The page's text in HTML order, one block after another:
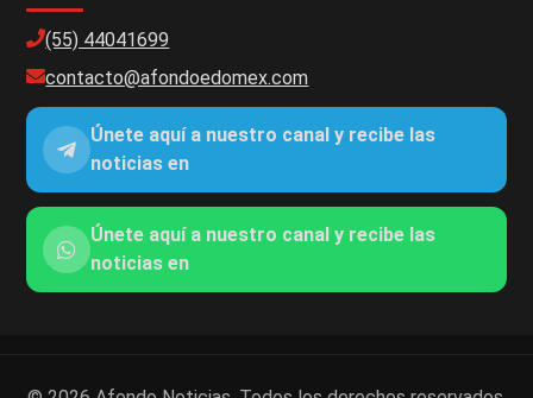
(55) 44041699
contacto@afondoedomex.com
Únete aquí a nuestro canal y recibe las
noticias en
Únete aquí a nuestro canal y recibe las
noticias en